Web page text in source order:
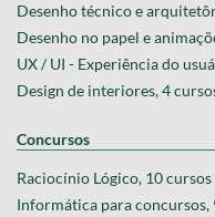
Desenho técnico e
Desenho no papel e
UX / UI - Experiência do
Design de interiores, 4 cursos
Concursos
Raciocínio Lógico, 10 cursos |
Informática para concursos,